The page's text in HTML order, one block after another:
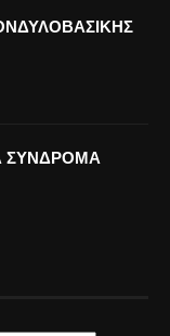
ΣΥΝΔΡΟΜΑ